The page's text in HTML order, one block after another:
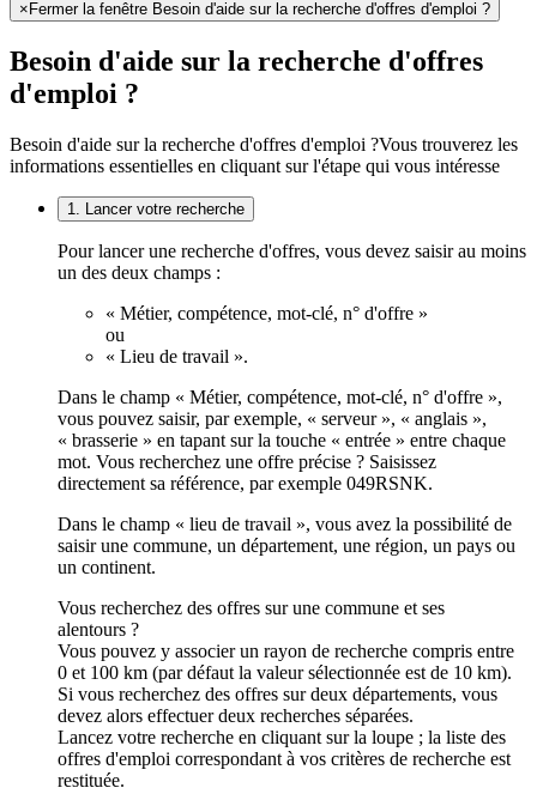
× Fermer la fenêtre Besoin d'aide sur la recherche d'offres d'emploi ?
Besoin d'aide sur la recherche d'offres
d'emploi ?
Besoin d'aide sur la recherche d'offres d'emploi ?Vous trouverez les
informations essentielles en cliquant sur l'étape qui vous intéresse
1. Lancer votre recherche
Pour lancer une recherche d'offres, vous devez saisir au moins
un des deux champs :
« Métier, compétence, mot-clé, n° d'offre »
ou
« Lieu de travail ».
Dans le champ « Métier, compétence, mot-clé, n° d'offre »,
vous pouvez saisir, par exemple, « serveur », « anglais »,
« brasserie » en tapant sur la touche « entrée » entre chaque
mot. Vous recherchez une offre précise ? Saisissez
directement sa référence, par exemple 049RSNK.
Dans le champ « lieu de travail », vous avez la possibilité de
saisir une commune, un département, une région, un pays ou
un continent.
Vous recherchez des offres sur une commune et ses
alentours ?
Vous pouvez y associer un rayon de recherche compris entre
0 et 100 km (par défaut la valeur sélectionnée est de 10 km).
Si vous recherchez des offres sur deux départements, vous
devez alors effectuer deux recherches séparées.
Lancez votre recherche en cliquant sur la loupe ; la liste des
offres d'emploi correspondant à vos critères de recherche est
restituée.